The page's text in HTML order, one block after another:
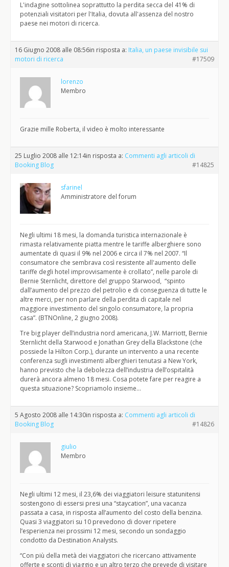
L'indagine sottolinea soprattutto la perdita secca del 41% di
potenziali visitatori per l'Italia, dovuta all'assenza del nostro
paese nei motori di ricerca.
16 Giugno 2008 alle 08:56in risposta a: Italia, un paese invisibile sui
motori di ricerca
#17509
lorenzo
Membro
Grazie mille Roberta, il video è molto interessante
25 Luglio 2008 alle 12:14in risposta a: Commenti agli articoli di
Booking Blog
#14825
sfarinel
Amministratore del forum
Negli ultimi 18 mesi, la domanda turistica internazionale è
rimasta relativamente piatta mentre le tariffe alberghiere sono
aumentate di quasi il 9% nel 2006 e circa il 7% nel 2007. “Il
consumatore che sembrava così resistente all'aumento delle
tariffe degli hotel improvvisamente è crollato”, nelle parole di
Bernie Sternlicht, direttore del gruppo Starwood, “spinto
dall’aumento del prezzo del petrolio e di conseguenza di tutte le
altre merci, per non parlare della perdita di capitale nel
maggiore investimento del singolo consumatore, la propria
casa”. (BTNOnline, 2 giugno 2008).
Tre big player dell’industria nord americana, J.W. Marriott, Bernie
Sternlicht della Starwood e Jonathan Grey della Blackstone (che
possiede la Hilton Corp.), durante un intervento a una recente
conferenza sugli investimenti alberghieri tenutasi a New York,
hanno previsto che la debolezza dell’industria dell’ospitalità
durerà ancora almeno 18 mesi. Cosa potete fare per reagire a
questa situazione? Scopriamolo insieme…
5 Agosto 2008 alle 14:30in risposta a: Commenti agli articoli di
Booking Blog
#14826
giulio
Membro
Negli ultimi 12 mesi, il 23,6% dei viaggiatori leisure statunitensi
sostengono di essersi presi una “staycation”, una vacanza
passata a casa, in risposta all’aumento del costo della benzina.
Quasi 3 viaggiatori su 10 prevedono di dover ripetere
l’esperienza nei prossimi 12 mesi, secondo un sondaggio
condotto da Destination Analysts.
“Con più della metà dei viaggiatori che ricercano attivamente
offerte e sconti di viaggio e un altro terzo che prevede di visitare